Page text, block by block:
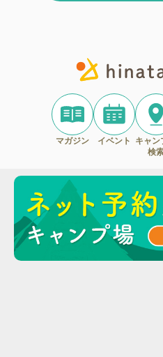
マガジン イベント
キャン
検